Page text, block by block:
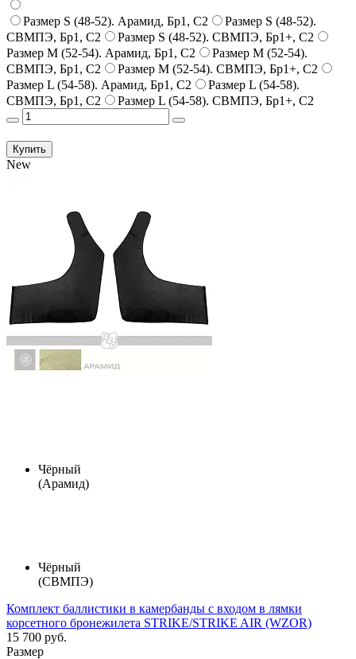
Размер S (48-52). Арамид, Бр1, С2
Размер S (48-52).
СВМПЭ, Бр1, С2
Размер S (48-52). СВМПЭ, Бр1+, С2
Размер M (52-54). Арамид, Бр1, С2
Размер M (52-54).
СВМПЭ, Бр1, С2
Размер M (52-54). СВМПЭ, Бр1+, С2
Размер L (54-58). Арамид, Бр1, С2
Размер L (54-58).
СВМПЭ, Бр1, С2
Размер L (54-58). СВМПЭ, Бр1+, С2
Купить
New
Чёрный
(Арамид)
Чёрный
(СВМПЭ)
Комплект баллистики в камербанды с входом в лямки
корсетного бронежилета STRIKE/STRIKE AIR (WZOR)
15 700 руб.
Размер